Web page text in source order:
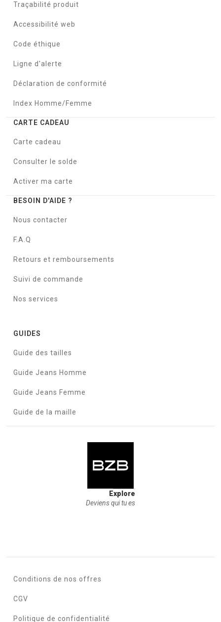
Traçabilité produit
Accessibilité web
Code éthique
Ligne d'alerte
Déclaration de conformité
Index Homme/Femme
CARTE CADEAU
Carte cadeau
Consulter le solde
Activer ma carte
BESOIN D'AIDE ?
Nous contacter
F.A.Q
Retours et remboursements
Suivi de commande
Nos services
GUIDES
Guide des tailles
Guide Jeans Homme
Guide Jeans Femme
Guide de la maille
Explore
Deviens qui tu es
Conditions de nos offres
CGV
Politique de confidentialité